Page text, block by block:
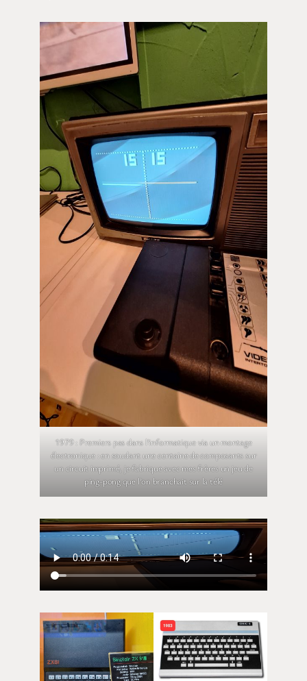
1979 : Premiers pas dans l’informatique via un montage
électronique : en soudant une centaine de composants sur
un circuit imprimé, je fabrique avec mes frères un jeu de
ping-pong que l’on branchait sur la télé